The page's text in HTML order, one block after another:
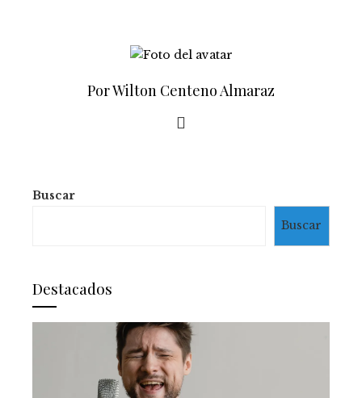
Por Wilton Centeno Almaraz
Buscar
Buscar
Destacados